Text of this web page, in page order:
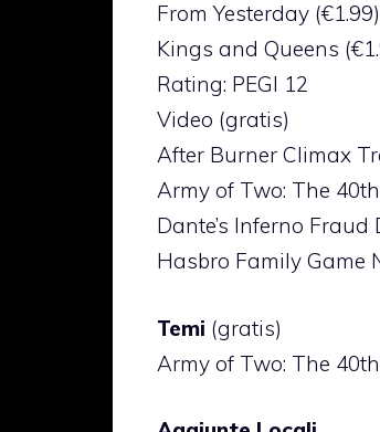
From Yesterday (€1.99)
Kings and Queens
Rating: PEGI 12
Video (gratis)
After Burner Climax
Army of Two: The
Dante’s Inferno Fraud
Hasbro Family Game
Temi (gratis)
Army of Two: The